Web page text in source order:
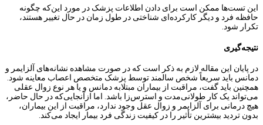
این تست‌ها ممکن است برای دادن اطلاعات پزشک در مورد این‌که چگونه
حافظه فرد و دیگر کارکرده‌ای شناختی در طول زمان در حال تغییر هستند،
تکرار شود.
نتیجه‌گیری
در پایان این مقاله لازم به ذکر است که در صورت مشاهده نشانه‌های آلزایمر و
دمانس باید سریعاً شخص سالمند توسط پزشک متخصص اعصاب معاینه شود.
همچنین باید گفت، مراقبت از بیماران مبتلابه دمانس و یا هر نوع زوال عقلی
می‌تواند یک کار طولانی‌مدت و استرس‌زا باشد. اما ازآنجایی‌که در حال حاضر،
هیچ درمانی برای آلزایمر و زوال عقل وجود ندارد، مراقبت از این بیماران،
بدون تردید بیشترین تأثیر را در کیفیت زندگی فرد بیمار ایجاد می‌کند.